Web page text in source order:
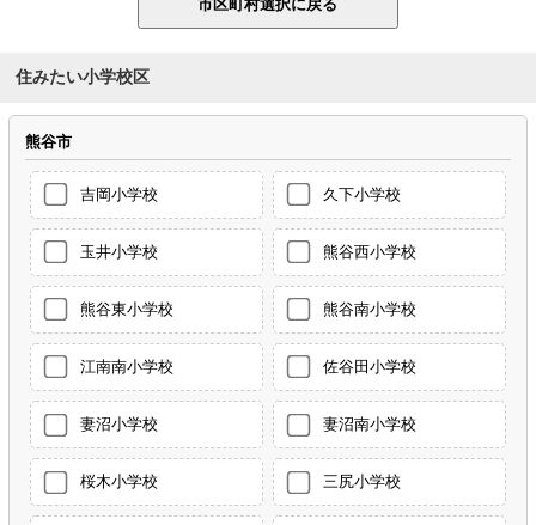
住みたい小学校区
熊谷市
吉岡小学校 久下小学校
玉井小学校 熊谷西小学校
熊谷東小学校 熊谷南小学校
江南南小学校 佐谷田小学校
妻沼小学校 妻沼南小学校
桜木小学校 三尻小学校